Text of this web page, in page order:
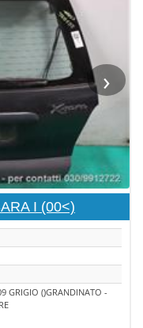
›
I (00<)
GRIGIO ()GRANDINATO -